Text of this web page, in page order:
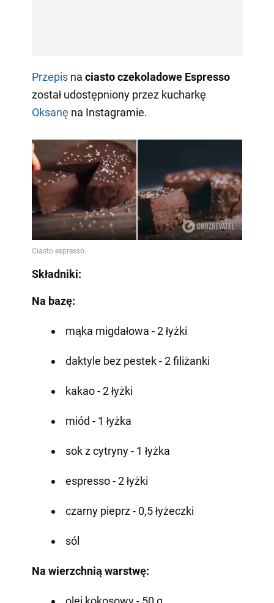
Przepisna ciasto czekoladowe Espresso
został udostępniony przez kucharkę
Oksanęna Instagramie.
Składniki:
Na bazę:
mąka migdałowa - 2 łyżki
daktyle bez pestek - 2 filiżanki
kakao - 2 łyżki
miód - 1 łyżka
sok z cytryny - 1 łyżka
espresso - 2 łyżki
czarny pieprz - 0,5 łyżeczki
sól
Na wierzchnią warstwę: